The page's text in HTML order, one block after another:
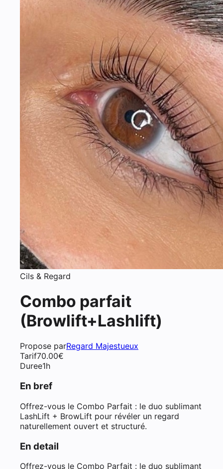
Cils & Regard
Combo parfait
(Browlift+Lashlift)
Propose parRegard Majestueux
Tarif70.00€
Duree1h
En bref
Offrez-vous le Combo Parfait : le duo sublimant
LashLift + BrowLift pour révéler un regard
naturellement ouvert et structuré.
En detail
Offrez-vous le Combo Parfait : le duo sublimant